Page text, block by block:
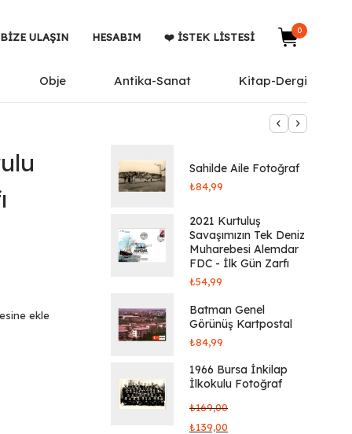
BIZE ULAŞIN HESABIM ❤️ İSTEK LISTESI
0
Obje Antika-Sanat Kitap-Dergi
ekle
Sahilde Aile Fotoğraf
₺84,99
2021 Kurtuluş
Savaşımızın Tek Deniz
Muharebesi Alemdar
FDC - İlk Gün Zarfı
₺54,99
Batman Genel
Görünüş Kartpostal
₺84,99
1966 Bursa İnkilap
İlkokulu Fotoğraf
₺169,00
₺139,00